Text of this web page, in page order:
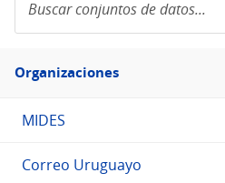
conjuntos
de
Filtro
Organizaciones
Organizaciones
MIDES
Correo Uruguayo